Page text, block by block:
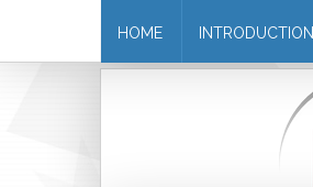
HOME INTRODUCTION